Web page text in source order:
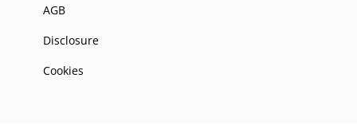
AGB
Disclosure
Cookies